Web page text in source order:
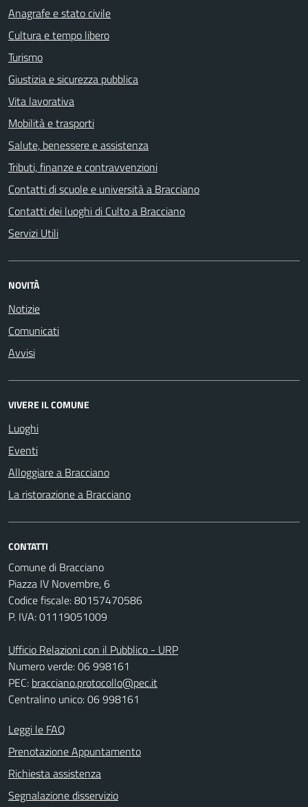
Anagrafe e stato civile
Cultura e tempo libero
Turismo
Giustizia e sicurezza pubblica
Vita lavorativa
Mobilità e trasporti
Salute, benessere e assistenza
Tributi, finanze e contravvenzioni
Contatti di scuole e università a Bracciano
Contatti dei luoghi di Culto a Bracciano
Servizi Utili
NOVITÀ
Notizie
Comunicati
Avvisi
VIVERE IL COMUNE
Luoghi
Eventi
Alloggiare a Bracciano
La ristorazione a Bracciano
CONTATTI
Comune di Bracciano
Piazza IV Novembre, 6
Codice fiscale: 80157470586
P. IVA: 01119051009
Ufficio Relazioni con il Pubblico - URP
Numero verde: 06 998161
PEC: bracciano.protocollo@pec.it
Centralino unico: 06 998161
Leggi le FAQ
Prenotazione Appuntamento
Richiesta assistenza
Segnalazione disservizio